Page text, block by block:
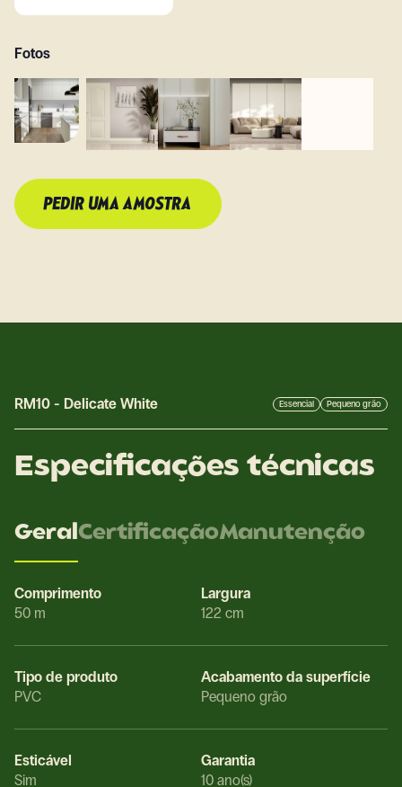
Fotos
PEDIR UMA AMOSTRA
RM10 - Delicate White Essencial Pequeno grão
Especificações técnicas
GeralCertificaçãoManutenção
Comprimento
50 m
Largura
122 cm
Tipo de produto
PVC
Acabamento da superfície
Pequeno grão
Esticável
Sim
Garantia
10 ano(s)